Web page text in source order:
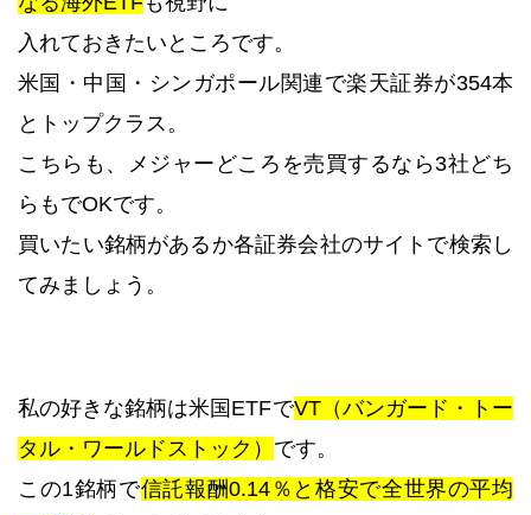
入れておきたいところです。
米国・中国・シンガポール関連で楽天証券が354本
とトップクラス。
こちらも、メジャーどころを売買するなら3社どち
らもでOKです。
買いたい銘柄があるか各証券会社のサイトで検索し
てみましょう。
私の好きな銘柄は米国ETFでVT（バンガード・トー
タル・ワールドストック） です。
この1銘柄で信託報酬0.14％と格安で全世界の平均